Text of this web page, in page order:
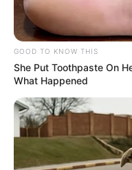
11:34 / 04 Avqust 2026
SON DƏQİQƏ!
mühüm xəbər:
GOOD TO KNOW THIS
She Put Toothpaste On
What Happened